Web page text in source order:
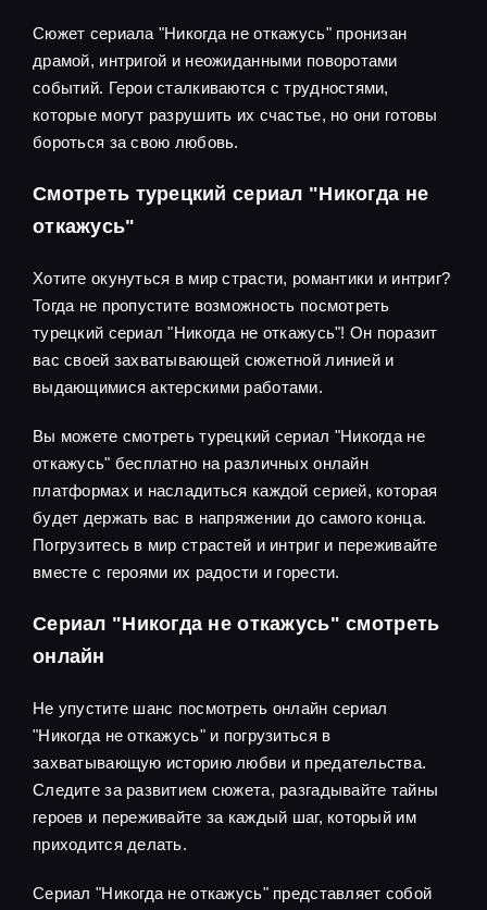
Сюжет сериала "Никогда не откажусь" пронизан
драмой, интригой и неожиданными поворотами
событий. Герои сталкиваются с трудностями,
которые могут разрушить их счастье, но они готовы
бороться за свою любовь.
Смотреть турецкий сериал "Никогда не
откажусь"
Хотите окунуться в мир страсти, романтики и интриг?
Тогда не пропустите возможность посмотреть
турецкий сериал "Никогда не откажусь"! Он поразит
вас своей захватывающей сюжетной линией и
выдающимися актерскими работами.
Вы можете смотреть турецкий сериал "Никогда не
откажусь" бесплатно на различных онлайн
платформах и насладиться каждой серией, которая
будет держать вас в напряжении до самого конца.
Погрузитесь в мир страстей и интриг и переживайте
вместе с героями их радости и горести.
Сериал "Никогда не откажусь" смотреть
онлайн
Не упустите шанс посмотреть онлайн сериал
"Никогда не откажусь" и погрузиться в
захватывающую историю любви и предательства.
Следите за развитием сюжета, разгадывайте тайны
героев и переживайте за каждый шаг, который им
приходится делать.
Сериал "Никогда не откажусь" представляет собой